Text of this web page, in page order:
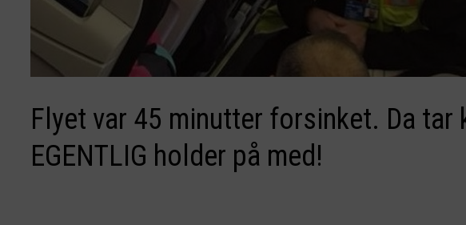
Flyet var 45 minutter forsinket. Da
EGENTLIG holder på med!